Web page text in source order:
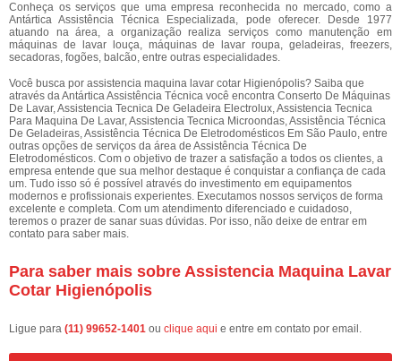
Conheça os serviços que uma empresa reconhecida no mercado, como a
Antártica Assistência Técnica Especializada, pode oferecer. Desde 1977
atuando na área, a organização realiza serviços como manutenção em
máquinas de lavar louça, máquinas de lavar roupa, geladeiras, freezers,
secadoras, fogões, balcão, entre outras especialidades.
Você busca por assistencia maquina lavar cotar Higienópolis? Saiba que
através da Antártica Assistência Técnica você encontra Conserto De Máquinas
De Lavar, Assistencia Tecnica De Geladeira Electrolux, Assistencia Tecnica
Para Maquina De Lavar, Assistencia Tecnica Microondas, Assistência Técnica
De Geladeiras, Assistência Técnica De Eletrodomésticos Em São Paulo, entre
outras opções de serviços da área de Assistência Técnica De
Eletrodomésticos. Com o objetivo de trazer a satisfação a todos os clientes, a
empresa entende que sua melhor destaque é conquistar a confiança de cada
um. Tudo isso só é possível através do investimento em equipamentos
modernos e profissionais experientes. Executamos nossos serviços de forma
excelente e completa. Com um atendimento diferenciado e cuidadoso,
teremos o prazer de sanar suas dúvidas. Por isso, não deixe de entrar em
contato para saber mais.
Para saber mais sobre Assistencia Maquina Lavar
Cotar Higienópolis
Ligue para (11) 99652-1401 ou clique aqui e entre em contato por email.